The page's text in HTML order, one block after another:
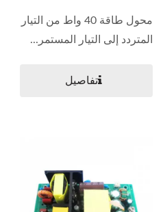
محول طاقة 40 واط من التيار
المتردد إلى التيار المستمر...
تفاصيل